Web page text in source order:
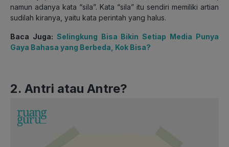
namun adanya kata “sila”. Kata “sila” itu sendiri memiliki artian
sudilah kiranya, yaitu kata perintah yang halus.
Baca Juga: Selingkung Bisa Bikin Setiap Media Punya
Gaya Bahasa yang Berbeda, Kok Bisa?
2. Antri atau Antre?